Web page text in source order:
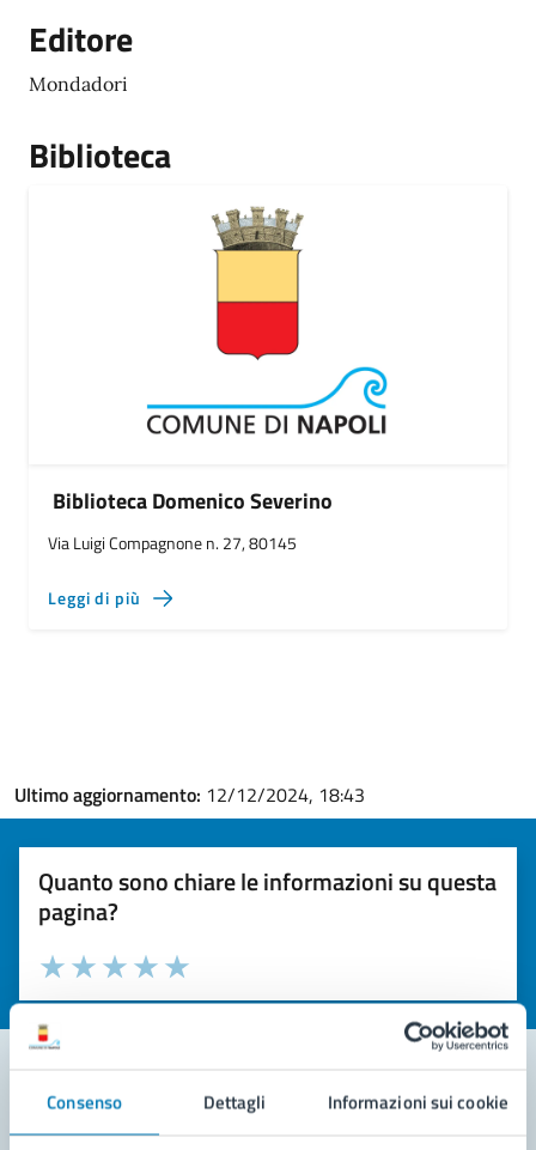
Consenso Dettagli Informazioni sui cookie
Editore
Mondadori
Biblioteca
Biblioteca Domenico Severino
Via Luigi Compagnone n. 27, 80145
Leggi di più
Ultimo aggiornamento: 12/12/2024, 18:43
Quanto sono chiare le informazioni su questa
pagina?
Valuta la chiarezza delle informazioni (da 1 a 5 stelle)
Seleziona il numero di stelle per valutare la chiarezza delle
Valuta 5 stelle su 5
Valuta 4 stelle su 5
Valuta 3 stelle su 5
Valuta 2 stelle su 5
Valuta 1 stelle su 5
Contatta il comune